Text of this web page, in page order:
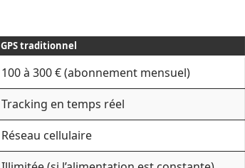
GPS traditionnel
100 à 300 € (abonnement mensuel)
Tracking en temps réel
Réseau cellulaire